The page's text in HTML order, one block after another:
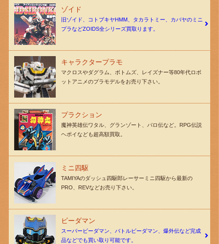
ゾイド
旧ゾイド、コトブキヤHMM、タカラトミー、カバヤのミニ
プラなどZOIDS全シリーズ買取ります。
キャラクタープラモ
マクロスやダグラム、ボトムズ、レイズナー等80年代ロボ
ットアニメのプラモデルをお売り下さい。
プラクション
魔神英雄伝ワタル、グランゾート、パロ伝など。RPG伝説
ヘポイなども超高額買取。
ミニ四駆
TAMIYAのダッシュ四駆郎レーサーミニ四駆から最新の
PRO、REVなどお売り下さい。
ビーダマン
スーパービーダマン、バトルビーダマン、爆外伝など完成
品などでも買い取り可能です。